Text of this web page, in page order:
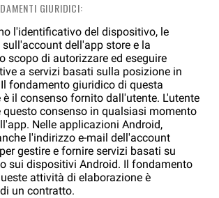
GIURIDICI:
l'identificativo del dispositivo, le
dell'app store e la
scopo di autorizzare ed eseguire
a servizi basati sulla posizione in
fondamento giuridico di questa
il consenso fornito dall'utente. L'utente
questo consenso in qualsiasi momento
Nelle applicazioni Android,
l'indirizzo e-mail dell'account
gestire e fornire servizi basati su
sui dispositivi Android. Il fondamento
attività di elaborazione è
un contratto.